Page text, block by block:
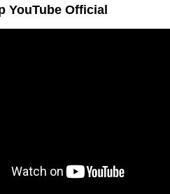
YouTube Official